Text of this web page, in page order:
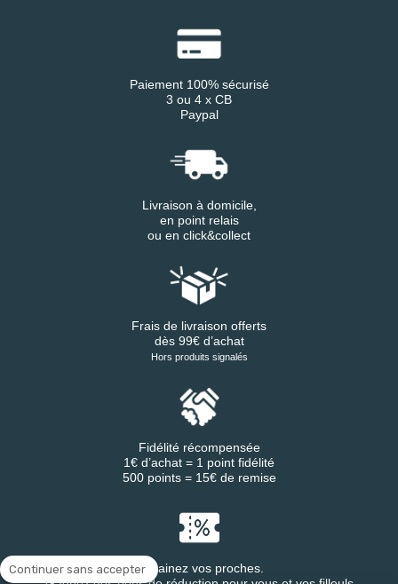
Continuer sans accepter
Paiement 100% sécurisé
3 ou 4 x CB
Paypal
Livraison à domicile,
en point relais
ou en click&collect
Frais de livraison offerts
dès 99€ d’achat
Hors produits signalés
Fidélité récompensée
1€ d’achat = 1 point fidélité
500 points = 15€ de remise
Parrainez vos proches.